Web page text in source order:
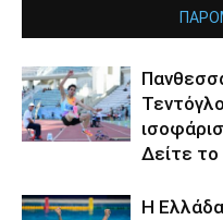
Δείτε το
Η